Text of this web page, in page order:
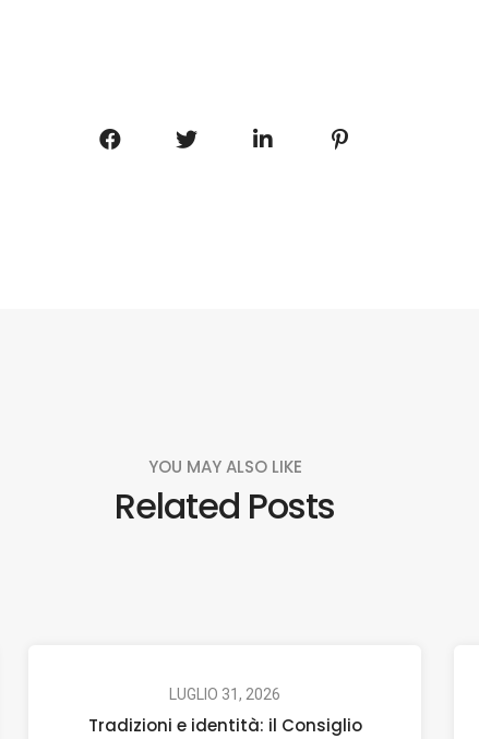
YOU MAY ALSO LIKE
Related Posts
LUGLIO 31, 2026
Tradizioni e identità: il Consiglio